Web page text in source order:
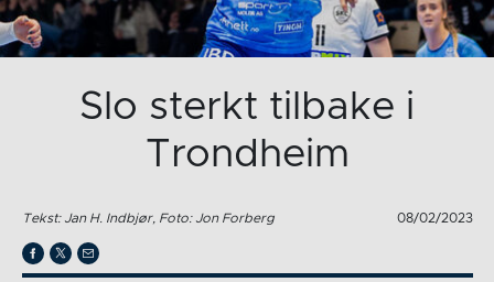
Slo sterkt tilbake i
Trondheim
Tekst: Jan H. Indbjør, Foto: Jon Forberg 08/02/2023